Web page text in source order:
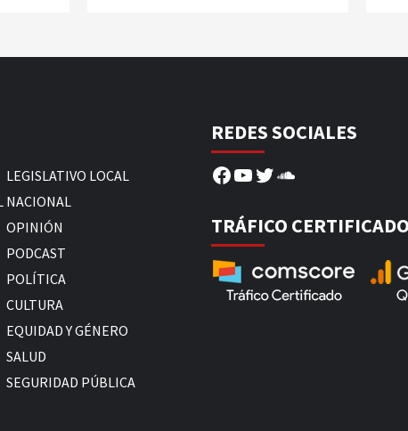
LEGISLATIVO LOCAL
NACIONAL
OPINIÓN
PODCAST
POLÍTICA
CULTURA
EQUIDAD Y GÉNERO
SALUD
SEGURIDAD PÚBLICA
REDES SOCIALES
Facebook
YouTube
Twitter
SoundCloud
TRÁFICO CERTIFICADO